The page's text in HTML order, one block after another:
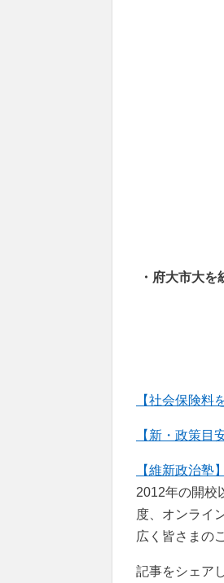
・府大市大
【社会保険料
【新・政策目
【維新政治塾
2012年の開校
度、オンライ
広く皆さまの
記事をシェア